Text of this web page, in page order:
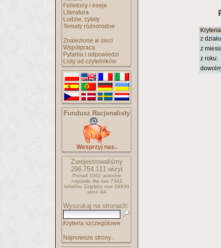
Felietony i eseje
Literatura
Ludzie, cytaty
Tematy różnorodne
Znalezione w sieci
Współpraca
Pytania i odpowiedzi
Listy od czytelników
Fundusz Racjonalisty
Wesprzyj nas..
Zarejestrowaliśmy
296.754.111wizyt
Ponad 1062 autorów
napisało dla nas 7343
tekstów. Zajęłyby one 28930
stron A4
Wyszukaj na stronach:
Kryteria szczegółowe
Najnowsze strony..
z
z
z roku: